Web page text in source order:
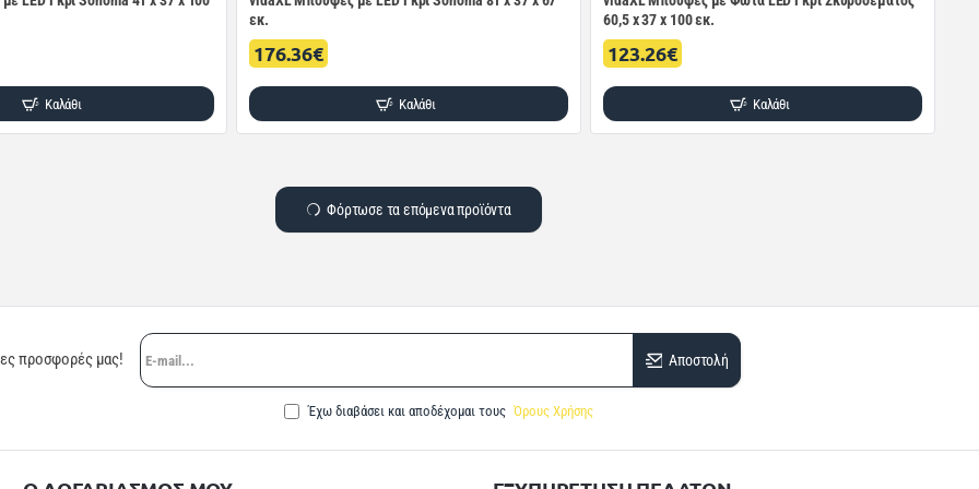
Καλάθι
εκ.
176.36€
Καλάθι
60,5 x 37 x 100 εκ.
123.26€
Καλάθι
Φόρτωσε τα επόμενα προϊόντα
προσφορές μας!
E-
mail...
Αποστολή
Έχω διαβάσει και αποδέχομαι τους Όρους Χρήσης